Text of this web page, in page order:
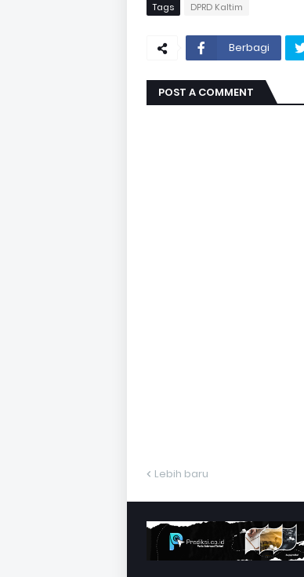
Tags DPRD Kaltim
Berbagi
POST A COMMENT
Lebih baru